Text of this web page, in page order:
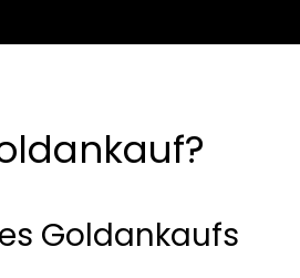
Goldankaufs